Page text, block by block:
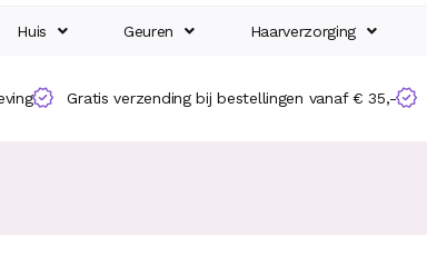
Huis Geuren Haarverzorging
Gratis verzending bij bestellingen vanaf € 35,-